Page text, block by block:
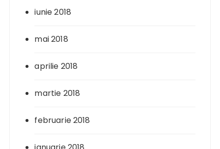
iunie 2018
mai 2018
aprilie 2018
martie 2018
februarie 2018